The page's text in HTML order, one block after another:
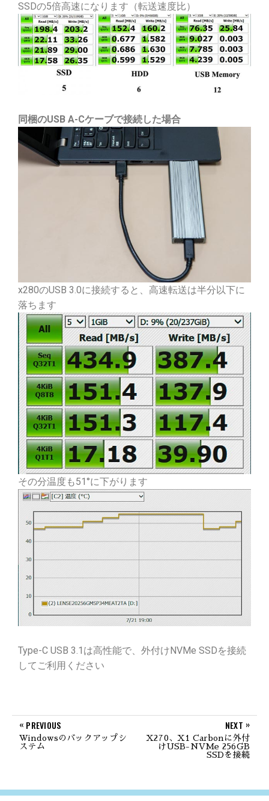
SSDの5倍高速になります（転送速度比）
同梱のUSB A-Cケーブで接続した場合
x280のUSB 3.0に接続すると、高速転送は半分以下に
落ちます
その分温度も51°に下がります
Type-C USB 3.1は高性能で、外付けNVMe SSDを接続
してご利用ください
« PREVIOUS
Windowsのバックアップシ
ステム
NEXT »
X270、X1 Carbonに外付
けUSB-NVMe 256GB
SSDを接続